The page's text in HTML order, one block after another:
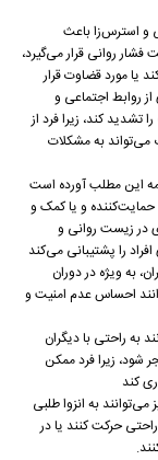
و استرس‌زا باعث
روانی قرار می‌گیرد،
یا مورد قضاوت قرار
روابط اجتماعی و
تشدید کند، زیرا فرد از
به مشکلات
این مطلب آورده است
و یا کمک و
در زیست روانی و
را پشتیبانی می‌کند
به ویژه در دوران
احساس عدم امنیت و
به راحتی با دیگران
شود، زیرا فرد ممکن
کند
به انزوا طلبی
حرکت کنند یا در